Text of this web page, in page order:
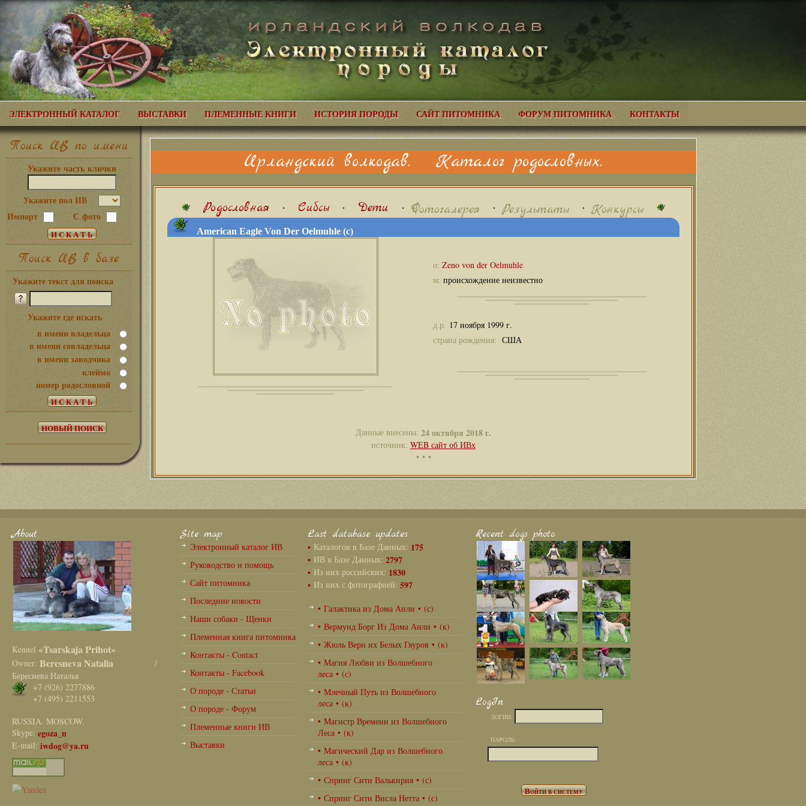
ЭЛЕКТРОННЫЙ КАТАЛОГ ВЫСТАВКИ ПЛЕМЕННЫЕ КНИГИ ИСТОРИЯ ПОРОДЫ САЙТ ПИТОМНИКА ФОРУМ ПИТОМНИКА КОНТАКТЫ
Поиск ИВ по имени
Укажите часть клички
Укажите пол ИВ
Импорт
С фото
Поиск ИВ в базе
Укажите текст для поиска
Укажите где искать
в имени владельца
в имени совладельца
в имени заводчика
клеймо
номер родословной
Ирландский волкодав. Каталог родословных.
Родословная • Сибсы• Дети • Фотогалерея • Результаты • Конкурсы
American Eagle Von Der Oelmuhle (с)
о: Zeno von der Oelmuhle
м: происхождение неизвестно
д.р. 17 ноября 1999 г.
страна рождения: США
Данные внесены: 24 октября 2018 г.
источник: WEB сайт об ИВх
• • •
About
Kennel «Tsarskaja Prihot»
Owner: Beresneva Natalia /
Береснева Наталья
+7 (926) 2277886
+7 (495) 2211553
RUSSIA. MOSCOW.
Skype: egoza_n
E-mail: iwdog@ya.ru
Site map
Электронный каталог ИВ
Руководство и помощь
Сайт питомника
Последние новости
Наши собаки - Щенки
Племенная книга питомника
Контакты - Contact
Контакты - Facebook
О породе - Статьи
О породе - Форум
Племенные книги ИВ
Выставки
Last database updates
• Каталогов в Базе Данных: 175
• ИВ в Базе Данных: 2797
• Из них российских: 1830
• Из них с фотографией: 597
• Галактика из Дома Анли • (с)
• Вермунд Борг Из Дома Анли • (к)
• Жюль Верн их Белых Гяуров • (к)
• Магия Любви из Волшебного
леса • (с)
• Млечный Путь из Волшебного
леса • (к)
• Магистр Времени из Волшебного
Леса • (к)
• Магический Дар из Волшебного
леса • (к)
• Спринг Сити Валькирия • (с)
• Спринг Сити Висла Нетта • (с)
Recent dogs photo
LogIn
ЛОГИН:
ПАРОЛЬ: